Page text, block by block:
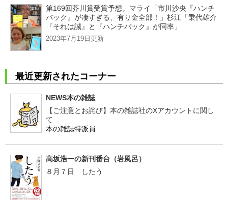
第169回芥川賞受賞予想。マライ「市川沙央『ハンチ
バック』が凄すぎる、有り金全部！」杉江「乗代雄介
『それは誠』と『ハンチバック』が同率」
2023年7月19日更新
最近更新されたコーナー
NEWS本の雑誌
【ご注意とお詫び】本の雑誌社のXアカウントに関し
て
本の雑誌特派員
高坂浩一の新刊番台（岩風呂）
８月７日 したう